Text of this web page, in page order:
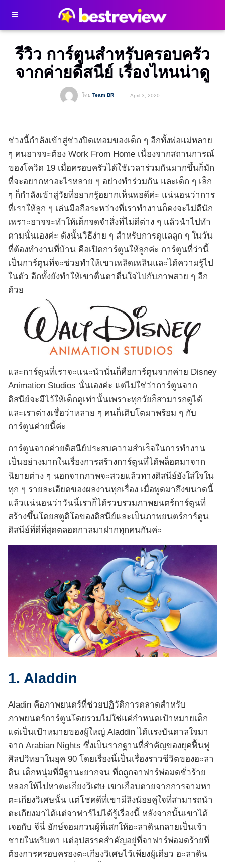
รีวิว การ์ตูนสำหรับครอบครัว
จากค่ายดีสนีย์ เรื่องไหนน่าดู
โดย Team BR April 3, 2020
ช่วงนี้กำลังเข้าสู่ช่วงปิดเทอมของเด็ก ๆ อีกทั้งพ่อแม่หลาย
ๆ คนอาจจะต้อง Work From Home เนื่องจากสถานการณ์
ของโควิด 19 เมื่อครอบครัวได้ใช้เวลาร่วมกันมากขึ้นก็มัก
ที่จะอยากหาอะไรหลาย ๆ อย่างทำร่วมกัน และเด็ก ๆ เล็ก
ๆ ก็กำลังเข้าสู่วัยที่อยากรู้อยากเห็นพอดีค่ะ แน่นอนว่าการ
ที่เราให้ลูก ๆ เล่นมือถือระหว่างที่เราทำงานก็คงจะไม่ดีนัก
เพราะอาจจะทำให้เด็กจดจำสิ่งที่ไม่ดีต่าง ๆ แล้วนำไปทำ
ตามนั่นเองค่ะ ดังนั้นวิธีง่าย ๆ สำหรับการดูแลลูก ๆ ในวัน
ที่ต้องทำงานที่บ้าน คือเปิดการ์ตูนให้ลูกค่ะ การ์ตูนที่ว่านี้
เป็นการ์ตูนที่จะช่วยทำให้เขาเพลิดเพลินและได้ความรู้ไป
ในตัว อีกทั้งยังทำให้เขาตื่นตาตื่นใจไปกับภาพสวย ๆ อีก
ด้วย
และการ์ตูนที่เราจะแนะนำนั่นก็คือการ์ตูนจากค่าย Disney
Animation Studios นั่นเองค่ะ แต่ไม่ใช่ว่าการ์ตูนจาก
ดิสนีย์จะมีไว้ให้เด็กดูเท่านั้นเพราะทุกวัยก็สามารถดูได้
และเราต่างเชื่อว่าหลาย ๆ คนก็เติบโตมาพร้อม ๆ กับ
การ์ตูนค่ายนี้ค่ะ
การ์ตูนจากค่ายดิสนีย์ประสบความสำเร็จในการทำงาน
เป็นอย่างมากในเรื่องการสร้างการ์ตูนที่ได้พล็อตมาจาก
นิยายต่าง ๆ นอกจากภาพจะสวยแล้วทางดิสนีย์ยังใส่ใจใน
ทุก ๆ รายละเอียดของผลงานทุกเรื่อง เมื่อพูดมาถึงขนาดนี้
แล้วแน่นอนว่าวันนี้เราก็ได้รวบรวมภาพยนตร์การ์ตูนที่
สร้างขึ้นโดยสตูดิโอของดิสนีย์และเป็นภาพยนตร์การ์ตูน
ดิสนีย์ที่ดีที่สุดตลอดกาลมาฝากทุกคนกันค่ะ
1. Aladdin
Aladin คือภาพยนตร์ที่ช่วยปฏิวัติการตลาดสำหรับ
ภาพยนตร์การ์ตูนโดยรวมไม่ใช่แค่กำหนดเป้าหมายเด็ก
แต่เป็นเป้าหมายของผู้ใหญ่ Aladdin ได้แรงบันดาลใจมา
จาก Arabian Nights ซึ่งเป็นรากฐานที่สำคัญของยุคฟื้นฟู
ศิลปวิทยาในยุค 90 โดยเรื่องนี้เป็นเรื่องราวชีวิตของอะลา
ดิน เด็กหนุ่มที่มีฐานะยากจน ที่ถถูกจาฟาร์พ่อมดชั่วร้าย
หลอกให้ไปหาตะเกียงวิเศษ เขาเกือบตายจากการจามหา
ตะเกียงวิเศษนั้น แต่โชคดีที่เขามีลิงน้อยคู่ใจที่สามารถนำ
ตะเกียงมาได้แต่จาฟาร์ไม่ได้รู้เรื่องนี้ หลังจากนั้นเขาได้
เจอกับ จีนี่ ยักษ์จอมกวนผู้ที่เสกให้อะลาดินกลายเป็นเจ้า
ชายในพริบตา แต่อุปสรรคสำคัญอยู่ที่จาฟาร์พ่อมดร้ายที่
ต้องการครอบครองตะเกียงวิเศษไว้เพียงผู้เดียว อะลาดิน